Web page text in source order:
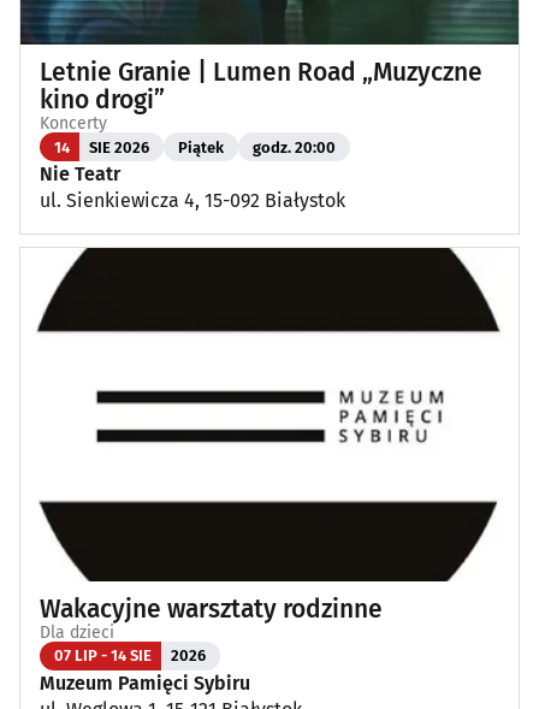
Letnie Granie | Lumen Road „Muzyczne
kino drogi”
Koncerty
14 SIE 2026 Piątek godz. 20:00
Nie Teatr
ul. Sienkiewicza 4, 15-092 Białystok
Wakacyjne warsztaty rodzinne
Dla dzieci
07 LIP - 14 SIE 2026
Muzeum Pamięci Sybiru